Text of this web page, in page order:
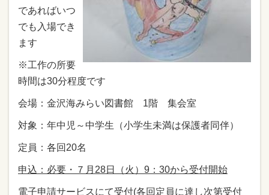
であればいつ
でも入場でき
ます
※工作の所要
時間は30分程度です
会場：金沢海みらい図書館 1階 集会室
対象：年中児～中学生（小学生未満は保護者同伴）
定員：各回20名
申込：必要・７月28日（火）9：30から受付開始
電子申請サービスにて受付(各回定員に達し次第受付